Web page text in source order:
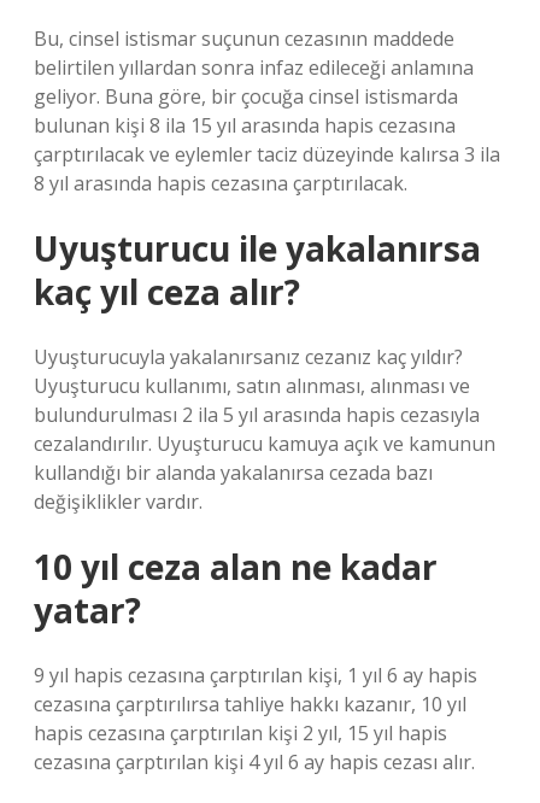
Bu, cinsel istismar suçunun cezasının maddede
belirtilen yıllardan sonra infaz edileceği anlamına
geliyor. Buna göre, bir çocuğa cinsel istismarda
bulunan kişi 8 ila 15 yıl arasında hapis cezasına
çarptırılacak ve eylemler taciz düzeyinde kalırsa 3 ila
8 yıl arasında hapis cezasına çarptırılacak.
Uyuşturucu ile yakalanırsa
kaç yıl ceza alır?
Uyuşturucuyla yakalanırsanız cezanız kaç yıldır?
Uyuşturucu kullanımı, satın alınması, alınması ve
bulundurulması 2 ila 5 yıl arasında hapis cezasıyla
cezalandırılır. Uyuşturucu kamuya açık ve kamunun
kullandığı bir alanda yakalanırsa cezada bazı
değişiklikler vardır.
10 yıl ceza alan ne kadar
yatar?
9 yıl hapis cezasına çarptırılan kişi, 1 yıl 6 ay hapis
cezasına çarptırılırsa tahliye hakkı kazanır, 10 yıl
hapis cezasına çarptırılan kişi 2 yıl, 15 yıl hapis
cezasına çarptırılan kişi 4 yıl 6 ay hapis cezası alır.